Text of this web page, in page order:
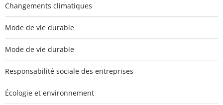
Changements climatiques
Mode de vie durable
Mode de vie durable
Responsabilité sociale des entreprises
Écologie et environnement